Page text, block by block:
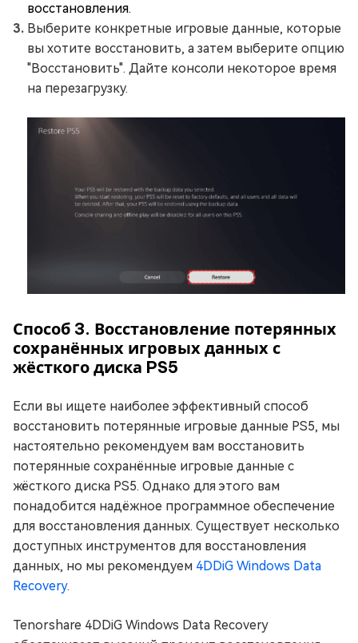
восстановления.
Выберите конкретные игровые данные, которые
вы хотите восстановить, а затем выберите опцию
"Восстановить". Дайте консоли некоторое время
на перезагрузку.
Способ 3. Восстановление потерянных
сохранённых игровых данных с
жёсткого диска PS5
Если вы ищете наиболее эффективный способ
восстановить потерянные игровые данные PS5, мы
настоятельно рекомендуем вам восстановить
потерянные сохранённые игровые данные с
жёсткого диска PS5. Однако для этого вам
понадобится надёжное программное обеспечение
для восстановления данных. Существует несколько
доступных инструментов для восстановления
данных, но мы рекомендуем 4DDiG Windows Data
Recovery.
Tenorshare 4DDiG Windows Data Recovery